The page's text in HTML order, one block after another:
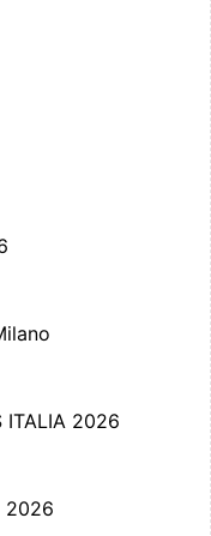
ITALIA 2026
2026